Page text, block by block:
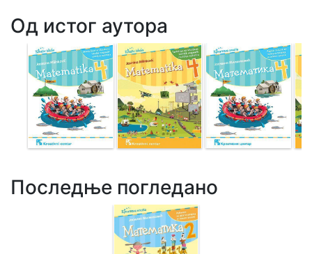
Од истог аутора
Последње погледано